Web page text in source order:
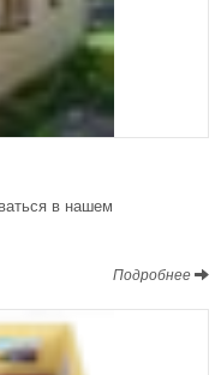
в нашем
Подробнее